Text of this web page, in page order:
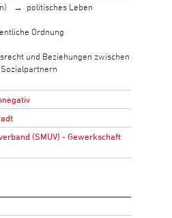
politisches Leben
Ordnung
und Beziehungen zwischen
(SMUV) - Gewerkschaft